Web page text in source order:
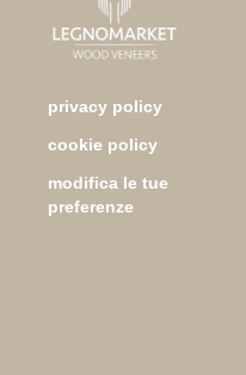
privacy policy
cookie policy
modifica le tue
preferenze